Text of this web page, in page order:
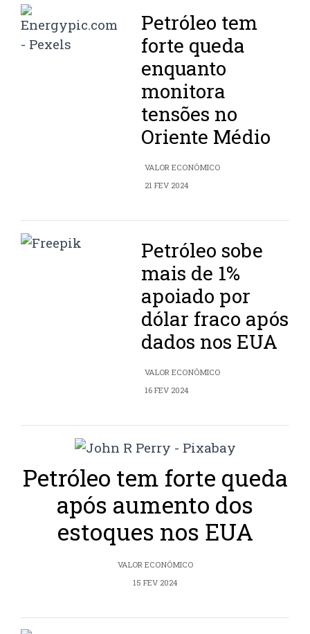
Petróleo tem
forte queda
enquanto
monitora
tensões no
Oriente Médio
VALOR ECONÔMICO
21 FEV 2024
Petróleo sobe
mais de 1%
apoiado por
dólar fraco após
dados nos EUA
VALOR ECONÔMICO
16 FEV 2024
Petróleo tem forte queda
após aumento dos
estoques nos EUA
VALOR ECONÔMICO
15 FEV 2024